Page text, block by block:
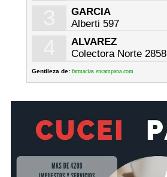
GARCIA
Alberti 597
ALVAREZ
Colectora Norte 2858
Gentileza de: farmacias.encampana.com